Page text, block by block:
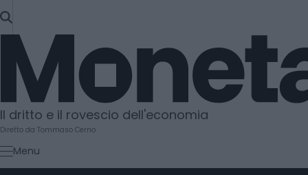
SKIP
TO
CONTENT
Moneta
Il dritto e il rovescio dell'economia
Diretto da Tommaso Cerno
Menu